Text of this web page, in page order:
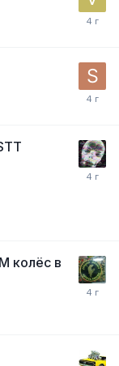
колёс в